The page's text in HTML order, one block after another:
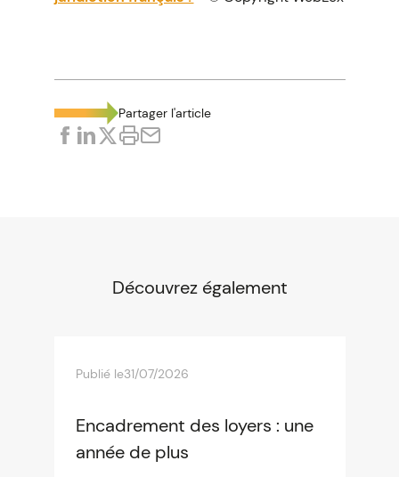
Partager l'article
Découvrez également
Publié le31/07/2026
Encadrement des loyers : une
année de plus